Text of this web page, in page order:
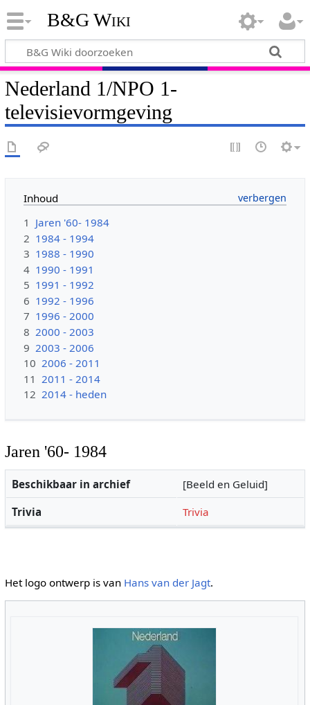
B&G Wiki
Nederland 1/NPO 1-
televisievormgeving
Inhoud
1 Jaren '60- 1984
2 1984 - 1994
3 1988 - 1990
4 1990 - 1991
5 1991 - 1992
6 1992 - 1996
7 1996 - 2000
8 2000 - 2003
9 2003 - 2006
10 2006 - 2011
11 2011 - 2014
12 2014 - heden
Jaren '60- 1984
Beschikbaar in archief
[Beeld en Geluid]
Trivia
Trivia
Het logo ontwerp is van Hans van der Jagt.